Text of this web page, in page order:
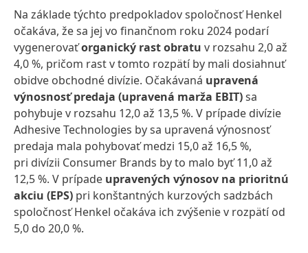
Na základe týchto predpokladov spoločnosť Henkel
očakáva, že sa jej vo finančnom roku 2024 podarí
vygenerovaťorganický rast obratu v rozsahu 2,0 až
4,0 %, pričom rast v tomto rozpätí by mali dosiahnuť
obidve obchodné divízie. Očakávaná upravená
výnosnosť predaja (upravená marža EBIT)sa
pohybuje v rozsahu 12,0 až 13,5 %. V prípade divízie
Adhesive Technologies by sa upravená výnosnosť
predaja mala pohybovať medzi 15,0 až 16,5 %,
pri divízii Consumer Brands by to malo byť 11,0 až
12,5 %. V prípade upravených výnosov na prioritnú
akciu (EPS) pri konštantných kurzových sadzbách
spoločnosť Henkel očakáva ich zvýšenie v rozpätí od
5,0 do 20,0 %.